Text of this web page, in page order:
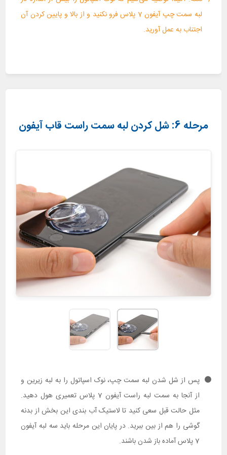
لبه سمت چپ آیفون 7 پلاس فرو نکنید و از بالا و پایین کردن آن
اجتناب به عمل آورید.
مرحله 6: شل کردن لبه سمت راست قاب آیفون
پس از شل شدن لبه سمت چپ، نوک اسپاتول را به لبه زیرین و
از آنجا به سمت لبه راست آیفون 7 پلاس تعمیری هول دهید.
مثل حالت قبل سعی کنید تا لاستیک آب بندی این بخش از بدنه
گوشی را هم از بین ببرید. در پایان این مرحله باید سه لبه آیفون
7 پلاس آماده باز شدن باشند.